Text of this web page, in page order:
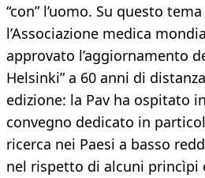
“con” l’uomo. Su questo
l’Associazione medica
approvato l’aggiornamento
Helsinki” a 60 anni di
edizione: la Pav ha ospitato
convegno dedicato in
ricerca nei Paesi a basso
nel rispetto di alcuni princìpi